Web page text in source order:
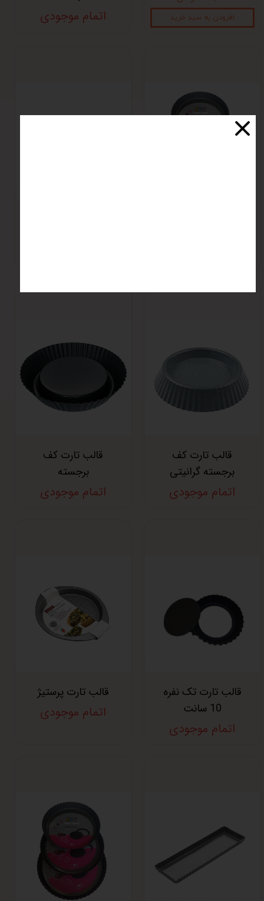
افزودن به سبد خرید اتمام موجودی
قالب تارت کف
برجسته گرانیتی
اتمام موجودی
قالب تارت کف
برجسته
اتمام موجودی
قالب تارت تک نفره
10 سانت
اتمام موجودی
قالب تارت پرستیژ
اتمام موجودی